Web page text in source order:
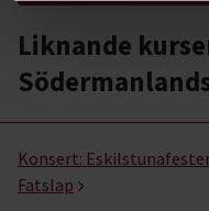
Liknande
Konsert:
Fatslap